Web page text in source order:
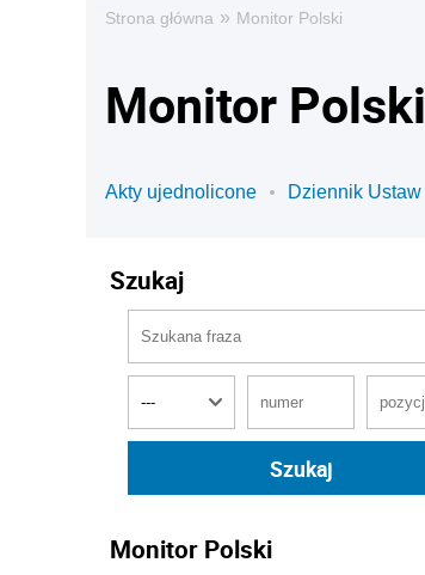
Strona główna » Monitor Polski
Monitor Polski
Akty ujednolicone Dziennik Ustaw
Szukaj
Monitor Polski